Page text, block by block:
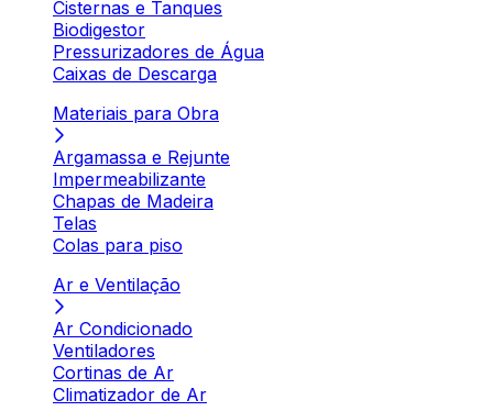
Cisternas e Tanques
Biodigestor
Pressurizadores de Água
Caixas de Descarga
Materiais para Obra
Argamassa e Rejunte
Impermeabilizante
Chapas de Madeira
Telas
Colas para piso
Ar e Ventilação
Ar Condicionado
Ventiladores
Cortinas de Ar
Climatizador de Ar